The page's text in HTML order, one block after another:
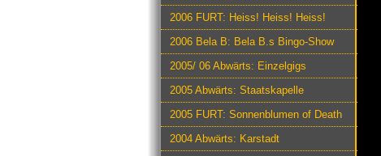
2006 FURT: Heiss! Heiss! Heiss!
2006 Bela B: Bela B.s Bingo-Show
2005/ 06 Abwärts: Einzelgigs
2005 Abwärts: Staatskapelle
2005 FURT: Sonnenblumen of Death
2004 Abwärts: Karstadt